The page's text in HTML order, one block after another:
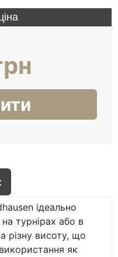
ідеально
турнірах або в
різну висоту, що
як